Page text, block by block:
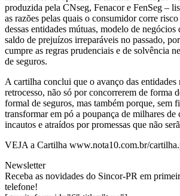
produzida pela CNseg, Fenacor e FenSeg –
as razões pelas quais o consumidor corre
dessas entidades mútuas, modelo de
saldo de prejuízos irreparáveis no passado,
cumpre as regras prudenciais e de solvência
de seguros.
A cartilha conclui que o avanço das entidades
retrocesso, não só por concorrerem de forma
formal de seguros, mas também porque, sem
transformar em pó a poupança de milhares de
incautos e atraídos por promessas que não
VEJA a Cartilha www.nota10.com.br/
Newsletter
Receba as novidades do Sincor-PR em
telefone!